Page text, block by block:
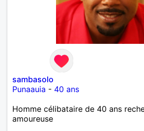
sambasolo
Punaauia - 40 ans
Homme célibataire de 40 ans
amoureuse